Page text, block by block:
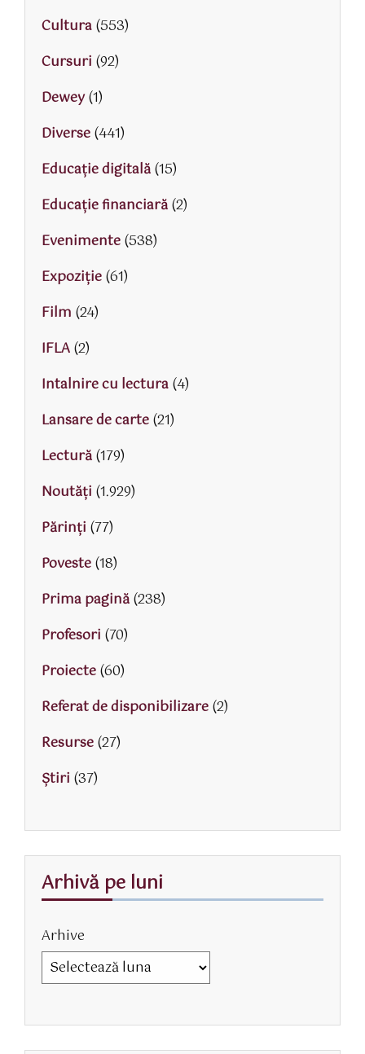
Cultura(553)
Cursuri (92)
Dewey(1)
Diverse(441)
Educaţie digitală(15)
Educaţie financiară(2)
Evenimente(538)
Expoziție(61)
Film (24)
IFLA(2)
Intalnire cu lectura(4)
Lansare de carte(21)
Lectură(179)
Noutăți (1.929)
Părinţi (77)
Poveste(18)
Prima pagină(238)
Profesori (70)
Proiecte(60)
Referat de disponibilizare(2)
Resurse(27)
Știri (37)
Arhivă pe luni
Arhive